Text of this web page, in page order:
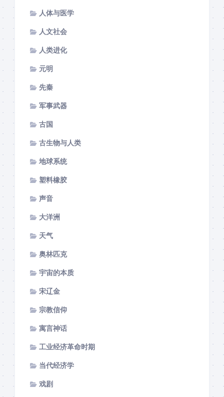
人体与医学
人文社会
人类进化
元明
先秦
军事武器
古国
古生物与人类
地球系统
塑料橡胶
声音
大洋洲
天气
奥林匹克
宇宙的本质
宋辽金
宗教信仰
寓言神话
工业经济革命时期
当代经济学
戏剧